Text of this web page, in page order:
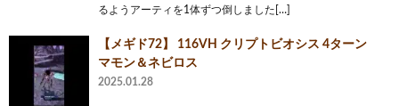
るようアーティを1体ずつ倒しました[…]
【メギド72】 116VH クリプトビオシス 4ターン
マモン＆ネビロス
2025.01.28